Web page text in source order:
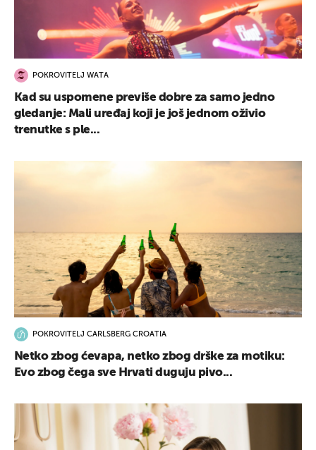
POKROVITELJ WATA
Kad su uspomene previše dobre za samo jedno
gledanje: Mali uređaj koji je još jednom oživio
trenutke s ple...
POKROVITELJ CARLSBERG CROATIA
Netko zbog ćevapa, netko zbog drške za motiku:
Evo zbog čega sve Hrvati duguju pivo...